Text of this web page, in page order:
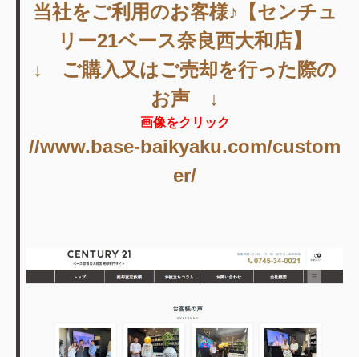
当社をご利用のお客様♪【センチュ
リー21ベース奈良西大和店】
↓ ご購入又はご売却を行った際の
お声 ↓
画像をクリック
//www.base-baikyaku.com/custom
er/